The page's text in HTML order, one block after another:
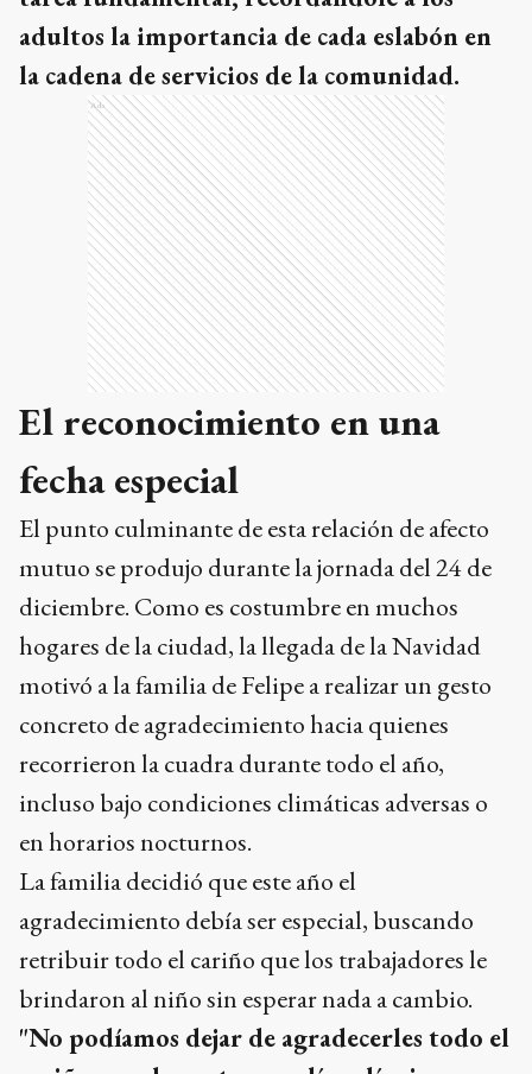
adultos la importancia de cada eslabón en
la cadena de servicios de la comunidad.
Ads
El reconocimiento en una
fecha especial
El punto culminante de esta relación de afecto
mutuo se produjo durante la jornada del 24 de
diciembre. Como es costumbre en muchos
hogares de la ciudad, la llegada de la Navidad
motivó a la familia de Felipe a realizar un gesto
concreto de agradecimiento hacia quienes
recorrieron la cuadra durante todo el año,
incluso bajo condiciones climáticas adversas o
en horarios nocturnos.
La familia decidió que este año el
agradecimiento debía ser especial, buscando
retribuir todo el cariño que los trabajadores le
brindaron al niño sin esperar nada a cambio.
"No podíamos dejar de agradecerles todo el